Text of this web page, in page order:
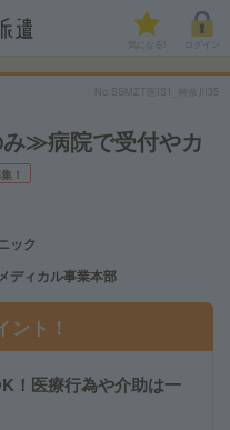
気になる!
No.SSMZT医IS1_神奈川35
≫病院で受付やカ
！
ック
ディカル事業本部
ント！
！医療行為や介助は一